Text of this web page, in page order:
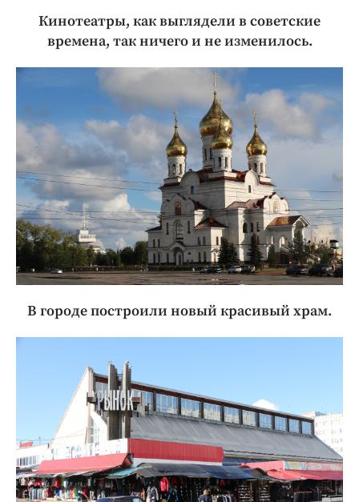
Кинотеатры, как выглядели в советские
времена, так ничего и не изменилось.
В городе построили новый красивый храм.